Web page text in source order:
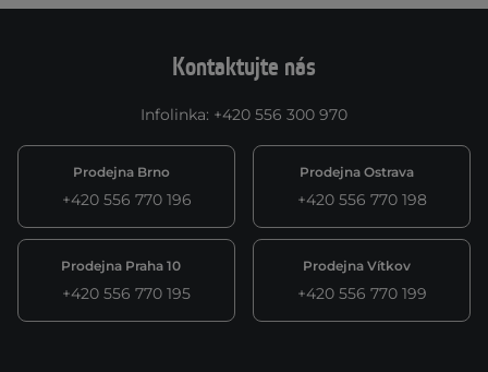
Kontaktujte nás
Infolinka: +420 556 300 970
Prodejna Brno
+420 556 770 196
Prodejna Ostrava
+420 556 770 198
Prodejna Praha 10
+420 556 770 195
Prodejna Vítkov
+420 556 770 199